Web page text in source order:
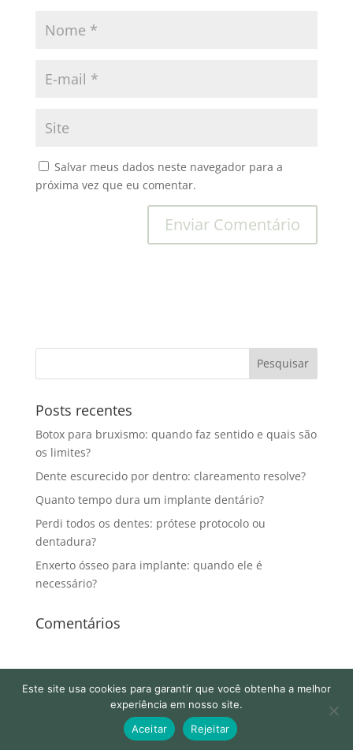
Salvar meus dados neste navegador para a
próxima vez que eu comentar.
Posts recentes
Botox para bruxismo: quando faz sentido e quais são
os limites?
Dente escurecido por dentro: clareamento resolve?
Quanto tempo dura um implante dentário?
Perdi todos os dentes: prótese protocolo ou
dentadura?
Enxerto ósseo para implante: quando ele é
necessário?
Comentários
Desenvolvido por Cordoval Digital
Este site usa cookies para garantir que você obtenha a melhor
experiência em nosso site.
Aceitar
Rejeitar